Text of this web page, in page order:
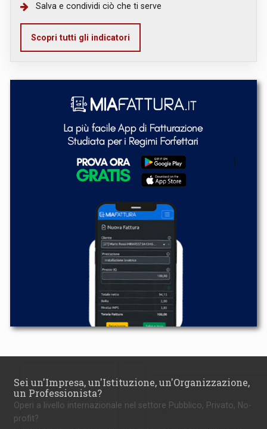
Salva e condividi ciò che ti serve
Scopri tutti gli indicatori
Sei un'Impresa, un'Istituzione, un'Organizzazione,
un Professionista?
Operi a livello internazionale nel settore Pubblico, Privato, No-
profit?